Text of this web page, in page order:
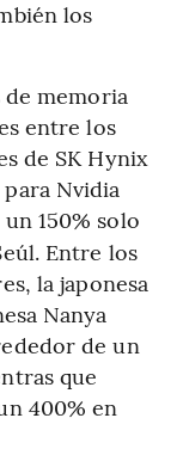
los
memoria
entre los
de SK Hynix
Nvidia
150% solo
Entre los
la japonesa
Nanya
de un
que
400% en